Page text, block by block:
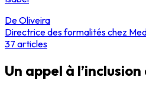
De Oliveira
Directrice des formalités chez
37 articles
Un appel à